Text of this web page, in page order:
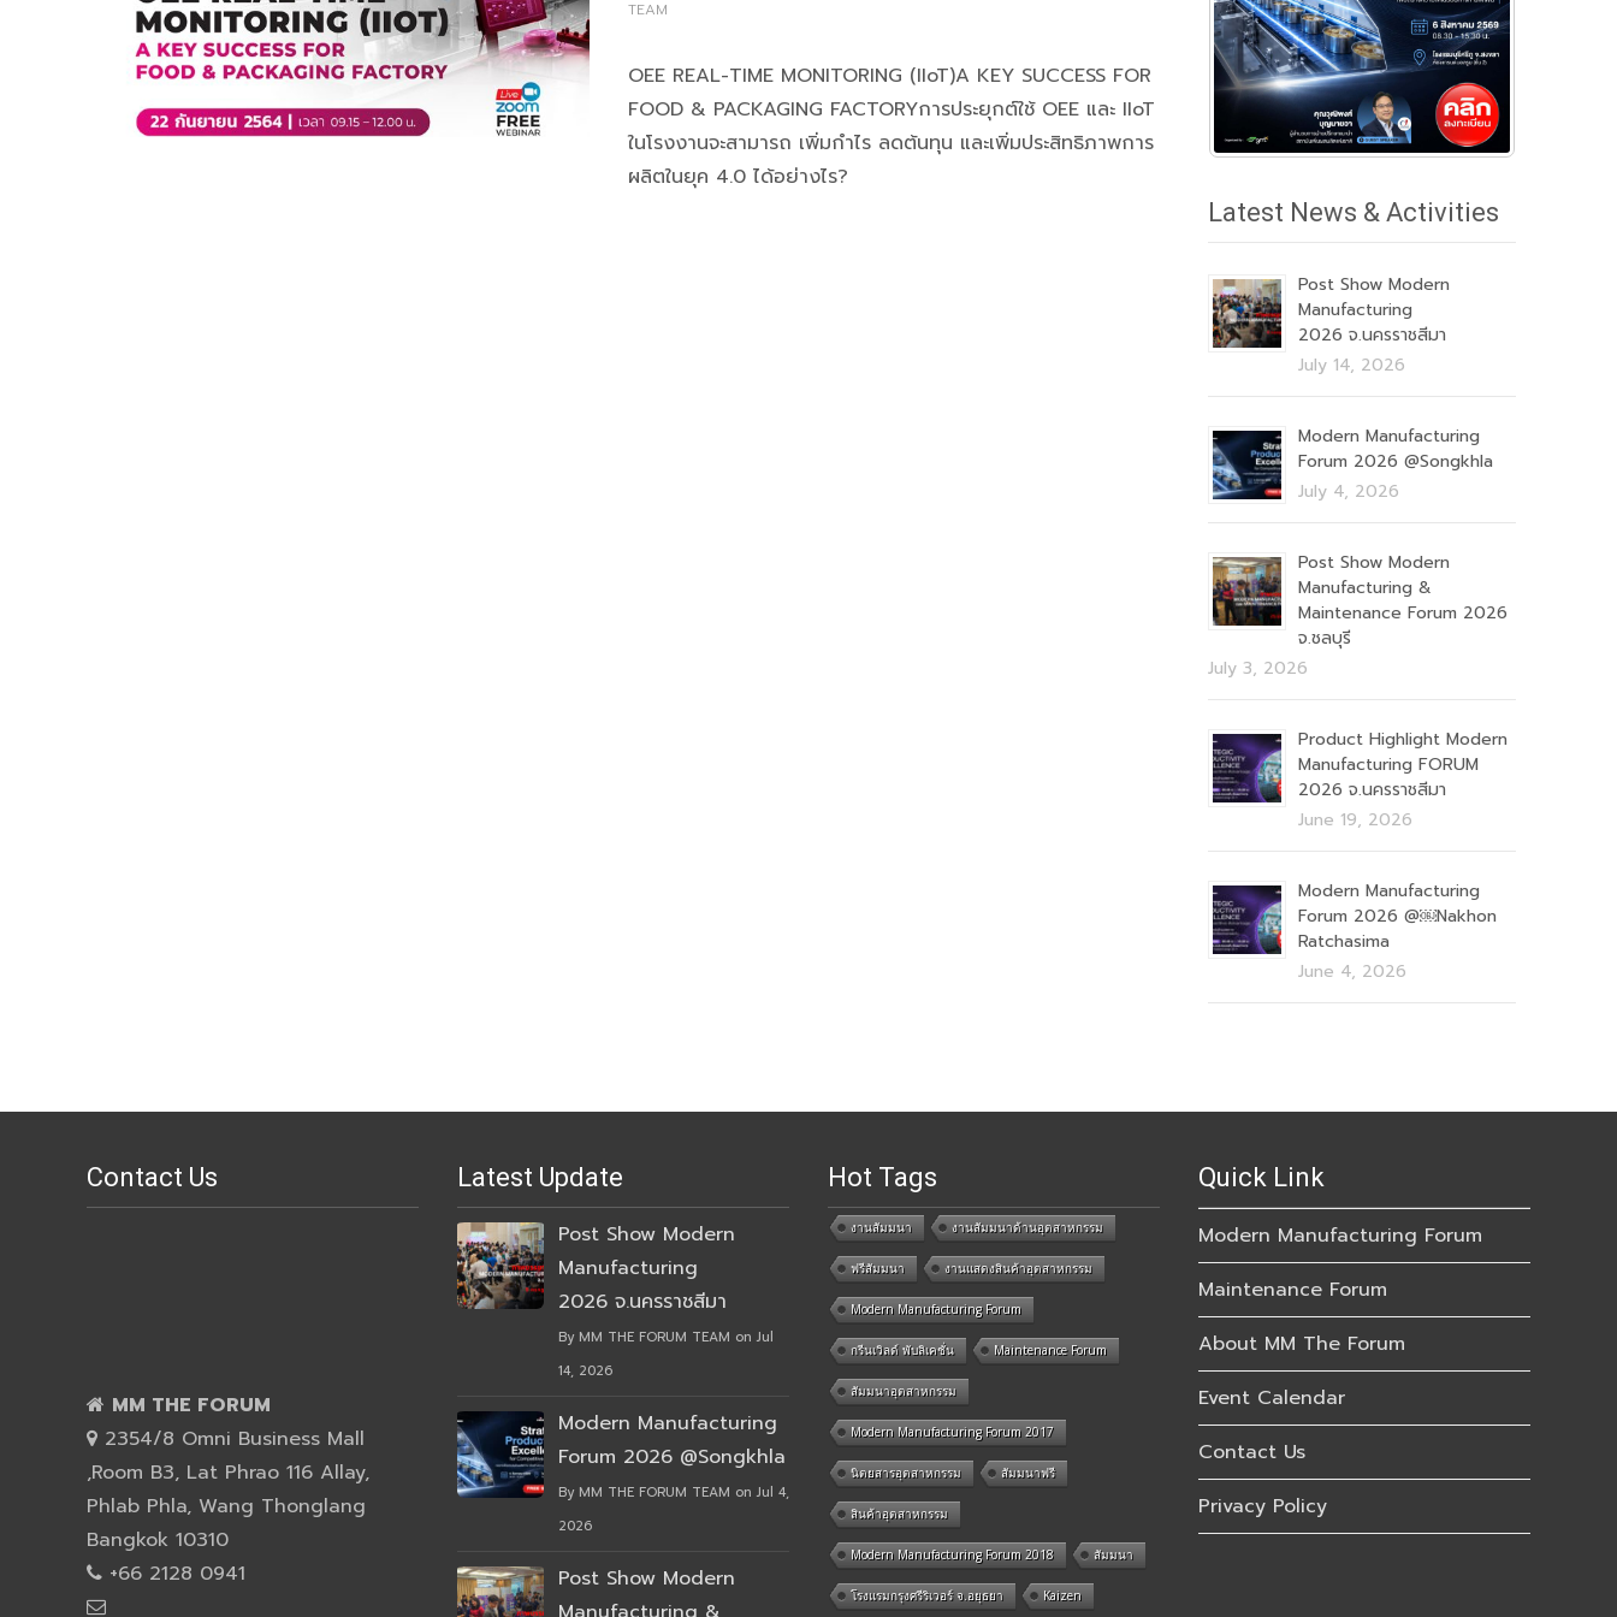
TEAM
OEE REAL-TIME MONITORING (IIoT)A KEY SUCCESS FOR
FOOD & PACKAGING FACTORYการประยุกต์ใช้ OEE และ IIoT
ในโรงงานจะสามารถ เพิ่มกำไร ลดต้นทุน และเพิ่มประสิทธิภาพการ
ผลิตในยุค 4.0 ได้อย่างไร?
Latest News & Activities
Post Show Modern
Manufacturing
2026 จ.นครราชสีมา
July 14, 2026
Modern Manufacturing
Forum 2026 @Songkhla
July 4, 2026
Post Show Modern
Manufacturing &
Maintenance Forum 2026
จ.ชลบุรี
July 3, 2026
Product Highlight Modern
Manufacturing FORUM
2026 จ.นครราชสีมา
June 19, 2026
Modern Manufacturing
Forum 2026 @￼Nakhon
Ratchasima
June 4, 2026
Contact Us
MM THE FORUM
2354/8 Omni Business Mall
,Room B3, Lat Phrao 116 Allay,
Phlab Phla, Wang Thonglang
Bangkok 10310
+66 2128 0941
Latest Update
Post Show Modern
Manufacturing
2026 จ.นครราชสีมา
By MM THE FORUM TEAM on Jul
14, 2026
Modern Manufacturing
Forum 2026 @Songkhla
By MM THE FORUM TEAM on Jul 4,
2026
Post Show Modern
Hot Tags
งานสัมมนา งานสัมมนาด้านอุตสาหกรรม
ฟรีสัมมนา งานแสดงสินค้าอุตสาหกรรม
Modern Manufacturing Forum
กรีนเวิลด์ พับลิเคชั่น Maintenance Forum
สัมมนาอุตสาหกรรม
Modern Manufacturing Forum 2017
นิตยสารอุตสาหกรรม สัมมนาฟรี
สินค้าอุตสาหกรรม
Modern Manufacturing Forum 2018 สัมมนา
โรงแรมกรุงศรีริเวอร์ จ.อยุธยา Kaizen
Quick Link
Modern Manufacturing Forum
Maintenance Forum
About MM The Forum
Event Calendar
Contact Us
Privacy Policy